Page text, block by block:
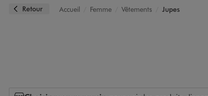
Retour Accueil Femme Vêtements Jupes